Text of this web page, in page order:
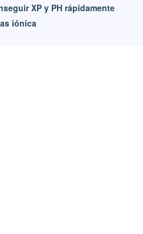
XP y PH rápidamente
iónica